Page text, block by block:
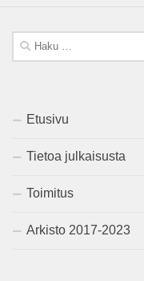
Haku:
Etusivu
Tietoa julkaisusta
Toimitus
Arkisto 2017-2023